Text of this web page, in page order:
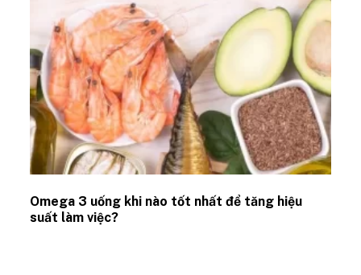
Omega 3 uống khi nào tốt nhất để tăng hiệu
suất làm việc?